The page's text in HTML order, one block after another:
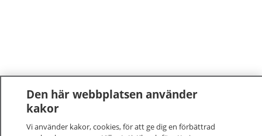
Den här webbplatsen använder
kakor
Vi använder kakor, cookies, för att ge dig en förbättrad